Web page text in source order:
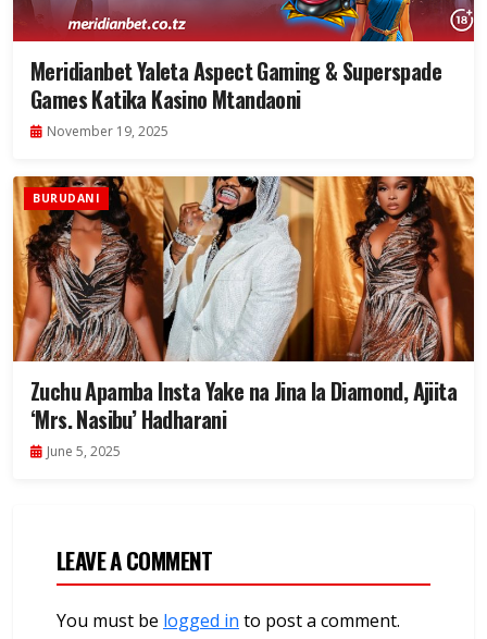
Meridianbet Yaleta Aspect Gaming & Superspade
Games Katika Kasino Mtandaoni
November 19, 2025
BURUDANI
Zuchu Apamba Insta Yake na Jina la Diamond, Ajiita
‘Mrs. Nasibu’ Hadharani
June 5, 2025
LEAVE A COMMENT
You must be logged in to post a comment.